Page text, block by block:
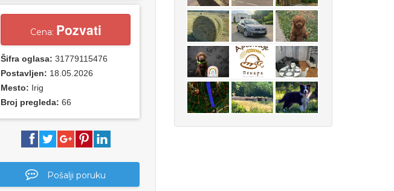
Cena: Pozvati
Šifra oglasa:31779115476
Postavljen: 18.05.2026
Mesto: Irig
Broj pregleda:66
Pošalji poruku